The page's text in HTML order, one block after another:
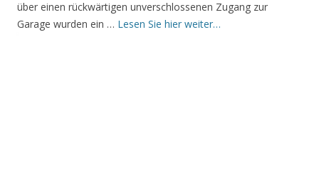
über einen rückwärtigen unverschlossenen Zugang zur
Garage wurden ein … Lesen Sie hier weiter…